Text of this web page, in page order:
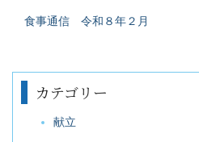
食事通信 令和８年２月
カテゴリー
献立